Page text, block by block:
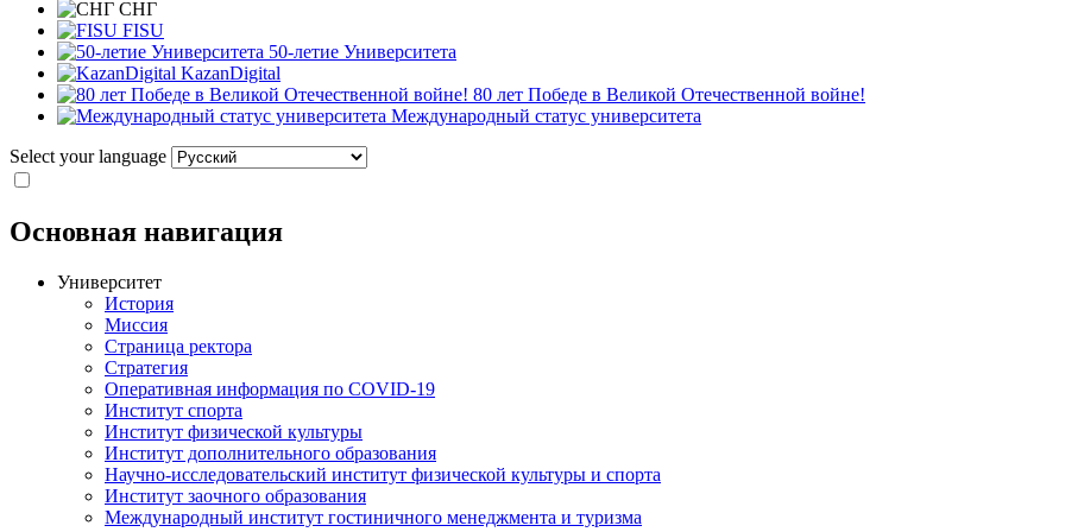
СНГ
FISU
50-летие Университета
KazanDigital
80 лет Победе в Великой Отечественной войне!
Международный статус университета
Select your language
Основная навигация
Университет
История
Миссия
Страница ректора
Стратегия
Оперативная информация по COVID-19
Институт спорта
Институт физической культуры
Институт дополнительного образования
Научно-исследовательский институт физической культуры и спорта
Институт заочного образования
Международный институт гостиничного менеджмента и туризма